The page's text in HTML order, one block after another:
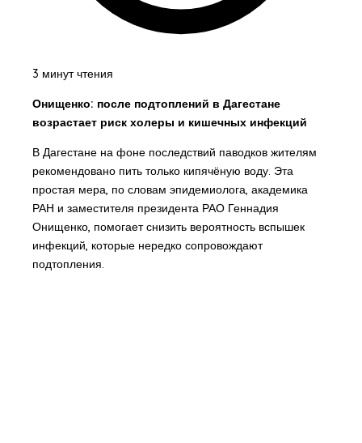
3 минут чтения
Онищенко: после подтоплений в Дагестане
возрастает риск холеры и кишечных инфекций
В Дагестане на фоне последствий паводков жителям
рекомендовано пить только кипячёную воду. Эта
простая мера, по словам эпидемиолога, академика
РАН и заместителя президента РАО Геннадия
Онищенко, помогает снизить вероятность вспышек
инфекций, которые нередко сопровождают
подтопления.